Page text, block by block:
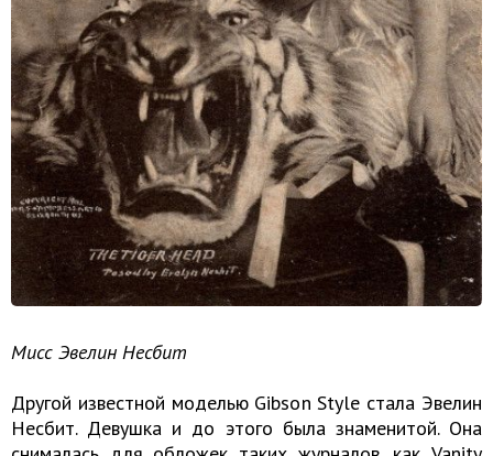
Мисс Эвелин Несбит
Другой известной моделью Gibson Style стала Эвелин
Несбит. Девушка и до этого была знаменитой. Она